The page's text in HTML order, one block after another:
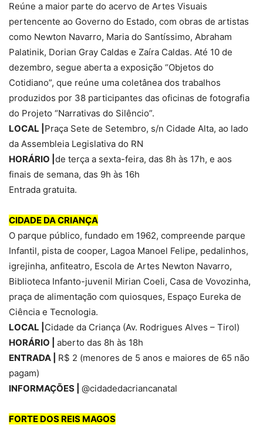
Reúne a maior parte do acervo de Artes Visuais
pertencente ao Governo do Estado, com obras de artistas
como Newton Navarro, Maria do Santíssimo, Abraham
Palatinik, Dorian Gray Caldas e Zaíra Caldas. Até 10 de
dezembro, segue aberta a exposição “Objetos do
Cotidiano”, que reúne uma coletânea dos trabalhos
produzidos por 38 participantes das oficinas de fotografia
do Projeto “Narrativas do Silêncio”.
LOCAL | Praça Sete de Setembro, s/n Cidade Alta, ao lado
da Assembleia Legislativa do RN
HORÁRIO | de terça a sexta-feira, das 8h às 17h, e aos
finais de semana, das 9h às 16h
Entrada gratuita.
CIDADE DA CRIANÇA
O parque público, fundado em 1962, compreende parque
Infantil, pista de cooper, Lagoa Manoel Felipe, pedalinhos,
igrejinha, anfiteatro, Escola de Artes Newton Navarro,
Biblioteca Infanto-juvenil Mirian Coeli, Casa de Vovozinha,
praça de alimentação com quiosques, Espaço Eureka de
Ciência e Tecnologia.
LOCAL | Cidade da Criança (Av. Rodrigues Alves – Tirol)
HORÁRIO | aberto das 8h às 18h
ENTRADA | R$ 2 (menores de 5 anos e maiores de 65 não
pagam)
INFORMAÇÕES | @cidadedacriancanatal
FORTE DOS REIS MAGOS